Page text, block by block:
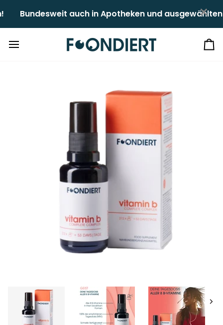
zum
Inhalt
auch in Apotheken und ausgewählten ×